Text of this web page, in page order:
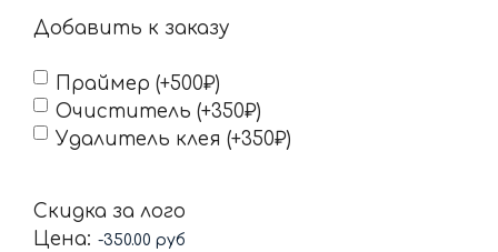
Добавить к заказу
Праймер (+500₽)
Очиститель (+350₽)
Удалитель клея (+350₽)
Скидка за лого
Цена: